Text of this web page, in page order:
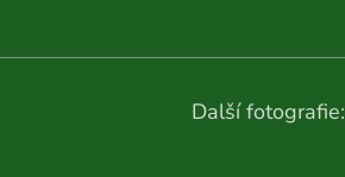
Další fotografie: